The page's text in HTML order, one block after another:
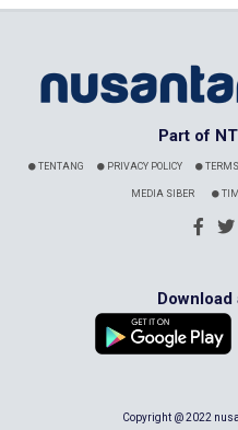
Part of
TENTANG PRIVACY POLICY TERMS
MEDIA SIBER TIM
Copyright @ 2022